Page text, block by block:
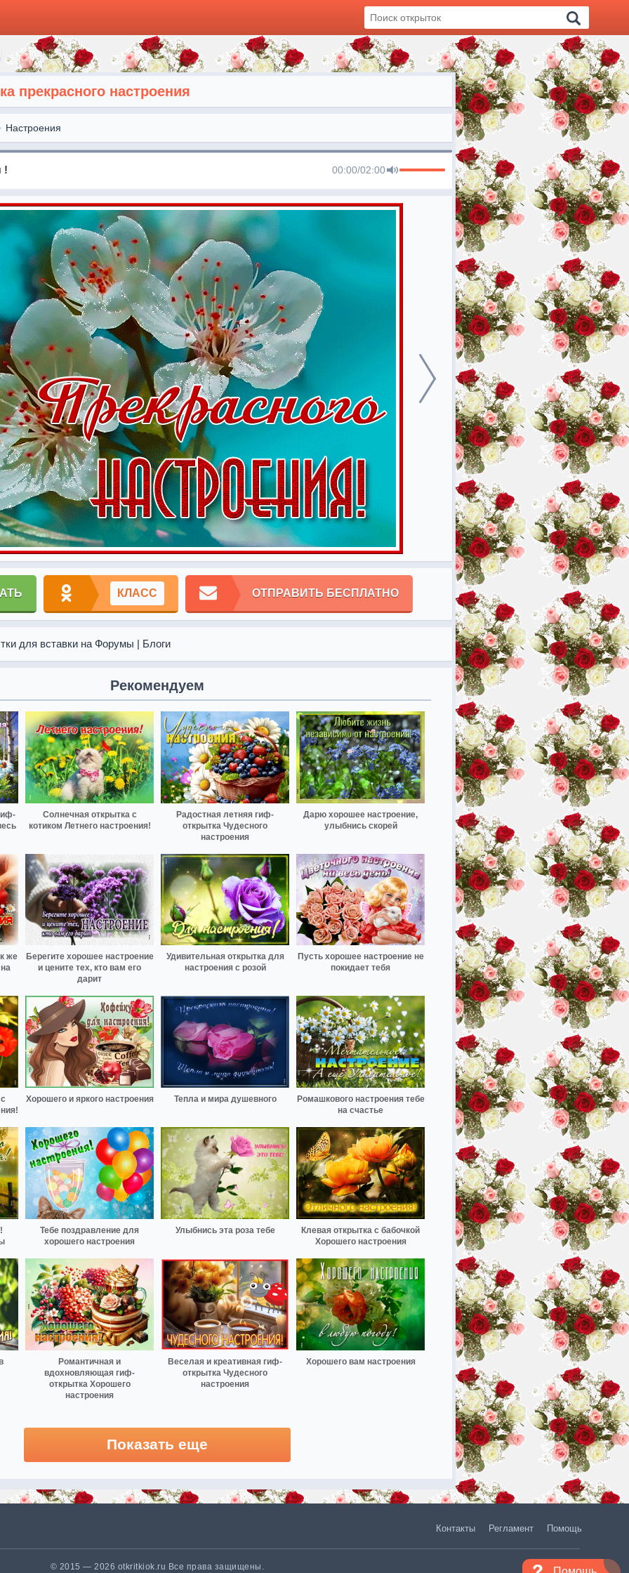
прекрасного настроения
Настроения
! 00:00/02:00
КЛАСС ОТПРАВИТЬ БЕСПЛАТНО
для вставки на Форумы | Блоги
Рекомендуем
Солнечная открытка с
котиком Летнего настроения!
Радостная летняя гиф-
открытка Чудесного
настроения
Дарю хорошее настроение,
улыбнись скорей
же
Берегите хорошее настроение
и цените тех, кто вам его
дарит
Удивительная открытка для
настроения с розой
Пусть хорошее настроение не
покидает тебя
Хорошего и яркого настроения Тепла и мира душевного
Ромашкового настроения тебе
на счастье
Тебе поздравление для
хорошего настроения
Улыбнись эта роза тебе
Клевая открытка с бабочкой
Хорошего настроения
Романтичная и
вдохновляющая гиф-
открытка Хорошего
настроения
Веселая и креативная гиф-
открытка Чудесного
настроения
Хорошего вам настроения
Показать еще
Контакты Регламент Помощь
© 2015 — 2026 otkritkiok.ru Все права защищены.